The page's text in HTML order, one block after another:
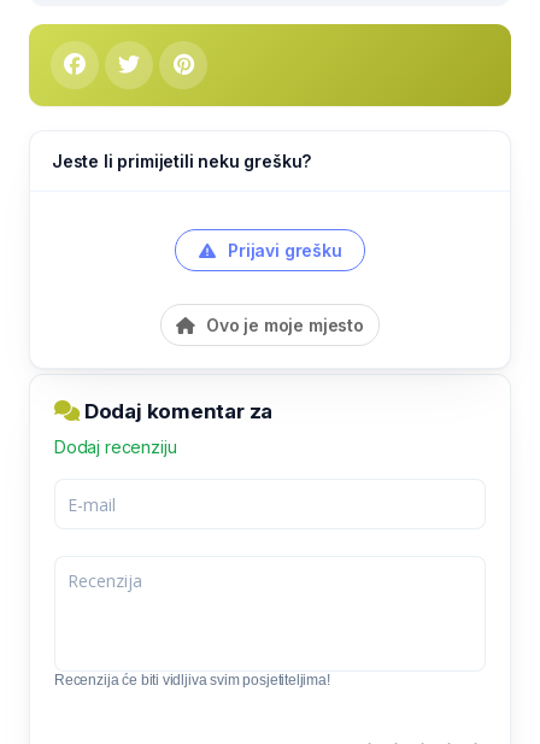
Jeste li primijetili neku grešku?
Prijavi grešku
Ovo je moje mjesto
Dodaj komentar za
Dodaj recenziju
Recenzija će biti vidljiva svim posjetiteljima!